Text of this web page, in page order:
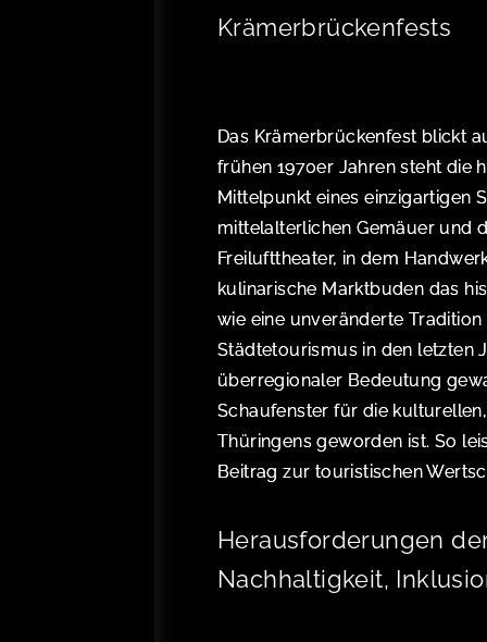
Krämerbrückenfests
Das Krämerbrückenfest blickt
frühen 1970er Jahren steht die
Mittelpunkt eines einzigartigen
mittelalterlichen Gemäuer und
Freilufttheater, in dem
kulinarische Marktbuden das
wie eine unveränderte
Städtetourismus in den letzten
überregionaler Bedeutung
Schaufenster für die
Thüringens geworden ist. So
Beitrag zur touristischen
Herausforderungen
Nachhaltigkeit,